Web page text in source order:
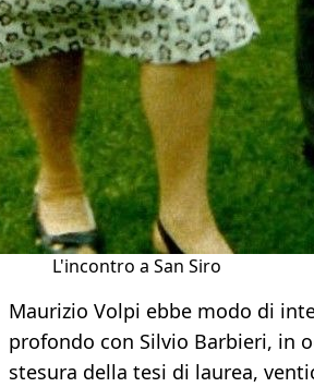
L'incontro a San Siro
Maurizio Volpi ebbe modo di
profondo con Silvio Barbieri, in
stesura della tesi di laurea,